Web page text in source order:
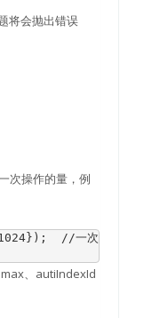
将会抛出错误
次操作的量，例
});
//一次
max、autiIndexId